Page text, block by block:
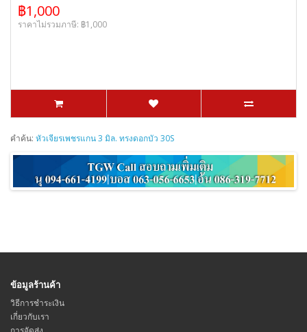
฿1,000
ราคาไม่รวมภาษี: ฿1,000
คำค้น: หัวเจียรเพชรแกน 3 มิล. ทรงดอกบัว 30S
ข้อมูลร้านค้า
วิธีการชำระเงิน
เกี่ยวกับเรา